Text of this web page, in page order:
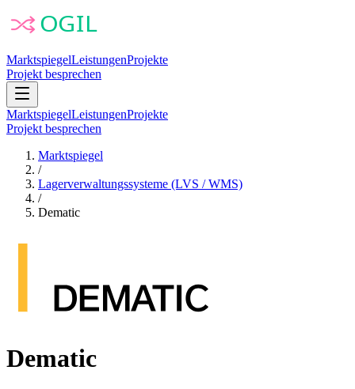
MarktspiegelLeistungenProjekte
Projekt besprechen
MarktspiegelLeistungenProjekte
Projekt besprechen
Marktspiegel
/
Lagerverwaltungssysteme (LVS / WMS)
/
Dematic
Dematic